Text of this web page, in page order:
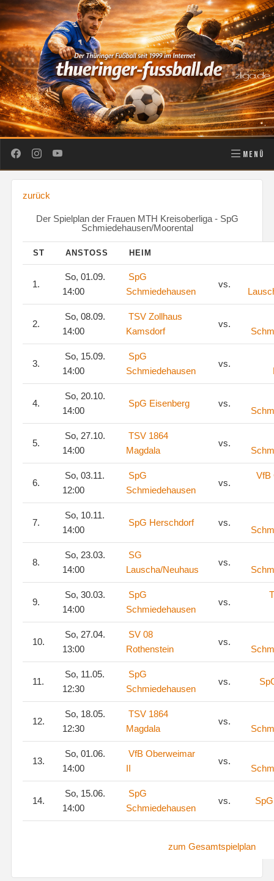
MENÜ
zurück
Der Spielplan der Frauen MTH Kreisoberliga - SpG
Schmiedehausen/Moorental
ST ANSTOSS HEIM
1.
So, 01.09.
14:00
SpG
Schmiedehausen
vs.
2.
So, 08.09.
14:00
TSV Zollhaus
Kamsdorf
vs.
3.
So, 15.09.
14:00
SpG
Schmiedehausen
vs.
4.
So, 20.10.
14:00
SpG Eisenberg vs.
5.
So, 27.10.
14:00
TSV 1864
Magdala
vs.
6.
So, 03.11.
12:00
SpG
Schmiedehausen
vs.
VfB
7.
So, 10.11.
14:00
SpG Herschdorf vs.
8.
So, 23.03.
14:00
SG
Lauscha/Neuhaus
vs.
9.
So, 30.03.
14:00
SpG
Schmiedehausen
vs.
10.
So, 27.04.
13:00
SV 08
Rothenstein
vs.
11.
So, 11.05.
12:30
SpG
Schmiedehausen
vs.
12.
So, 18.05.
12:30
TSV 1864
Magdala
vs.
13.
So, 01.06.
14:00
VfB Oberweimar
II
vs.
14.
So, 15.06.
14:00
SpG
Schmiedehausen
vs.
zum Gesamtspielplan